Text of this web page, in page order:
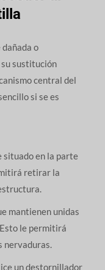
o
sustitución
central del
si se es
situado en la parte
retirar la
mantienen unidas
le permitirá
nervaduras.
un destornillador